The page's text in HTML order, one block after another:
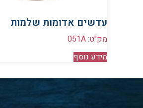
עדשים אדומות שלמות
מק"ט: 051A
מידע נוסף